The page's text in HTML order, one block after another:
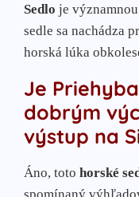
Sedlo je
sedle sa nachádza
horská lúka
Je
dobrým
výstup na
Áno, toto horské
spomínaný